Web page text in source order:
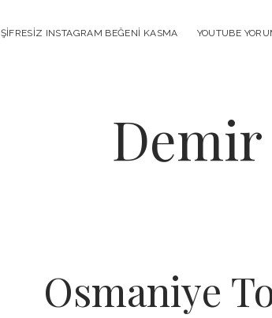
ŞIFRESIZ INSTAGRAM BEĞENI KASMA YOUTUBE
Osmaniye